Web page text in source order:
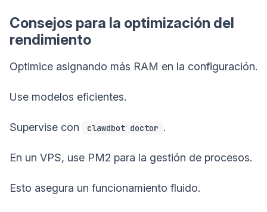
Consejos para la optimización del
rendimiento
Optimice asignando más RAM en la configuración.
Use modelos eficientes.
Supervise con clawdbot doctor .
En un VPS, use PM2 para la gestión de procesos.
Esto asegura un funcionamiento fluido.